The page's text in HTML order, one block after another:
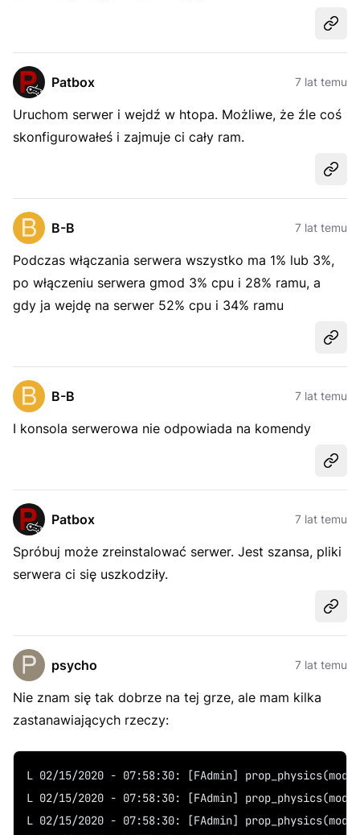
Patbox 7 lat temu
Uruchom serwer i wejdź w htopa. Możliwe, że źle coś
skonfigurowałeś i zajmuje ci cały ram.
B-B 7 lat temu
Podczas włączania serwera wszystko ma 1% lub 3%,
po włączeniu serwera gmod 3% cpu i 28% ramu, a
gdy ja wejdę na serwer 52% cpu i 34% ramu
B-B 7 lat temu
I konsola serwerowa nie odpowiada na komendy
Patbox 7 lat temu
Spróbuj może zreinstalować serwer. Jest szansa, pliki
serwera ci się uszkodziły.
psycho 7 lat temu
Nie znam się tak dobrze na tej grze, ale mam kilka
zastanawiających rzeczy:
L 02/15/2020 - 07:58:30: [FAdmin]
L 02/15/2020 - 07:58:30: [FAdmin]
L 02/15/2020 - 07:58:30: [FAdmin]